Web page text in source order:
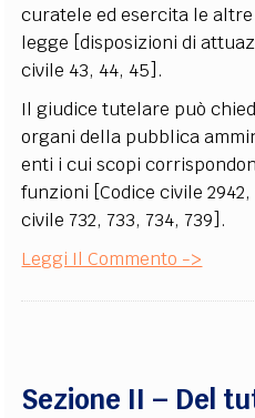
curatele ed esercita le
legge [disposizioni di
civile 43, 44, 45].
Il giudice tutelare può
organi della pubblica
enti i cui scopi
funzioni [Codice civile
civile 732, 733, 734, 739].
Leggi Il Commento ->
Sezione II – Del